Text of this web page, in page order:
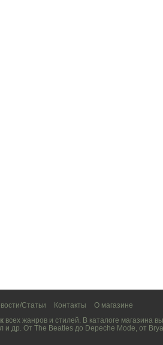
Статьи Контакты
О магазине
всех жанров и стилей. В каталоге магазина
и др. От The Beatles до Depeche Mode, от